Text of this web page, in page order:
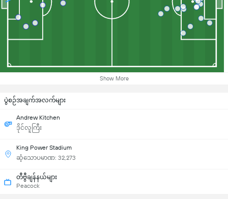
Show More
ပွဲစဉ်အချက်အလက်များ
Andrew Kitchen
ဒိုင်လူကြီး
King Power Stadium
ဆံ့သောပမာဏ: 32,273
တီဗွီချန်နယ်များ
Peacock